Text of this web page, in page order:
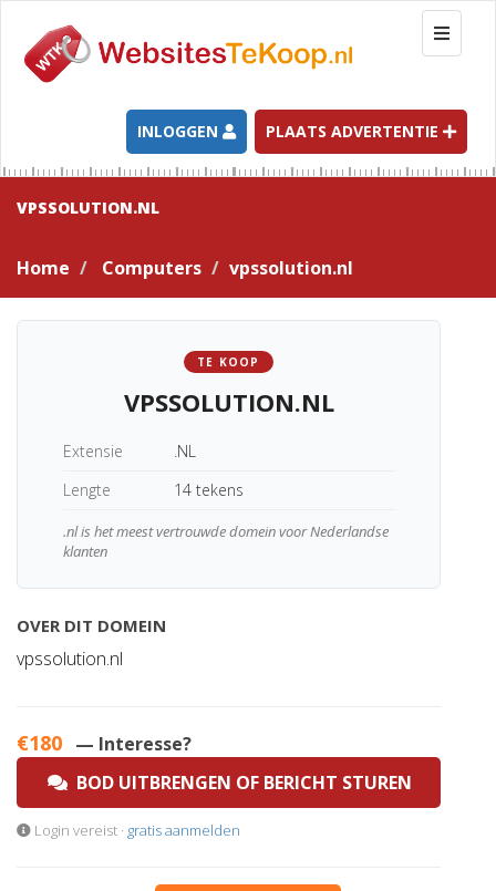
T
o
g
l
e
n
a
t
INLOGGEN PLAATS ADVERTENTIE
VPSSOLUTION.NL
Home Computers vpssolution.nl
TE KOOP
VPSSOLUTION.NL
Extensie
.NL
Lengte
14 tekens
.nl is het meest vertrouwde domein voor Nederlandse
klanten
OVER DIT DOMEIN
vpssolution.nl
€180 — Interesse?
BOD UITBRENGEN OF BERICHT STUREN
Login vereist · gratis aanmelden